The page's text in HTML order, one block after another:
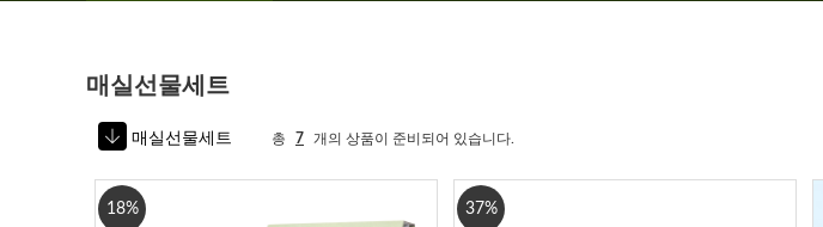
매실선물세트
매실선물세트 총 7 개의 상품이 준비되어 있습니다.
18% 37%